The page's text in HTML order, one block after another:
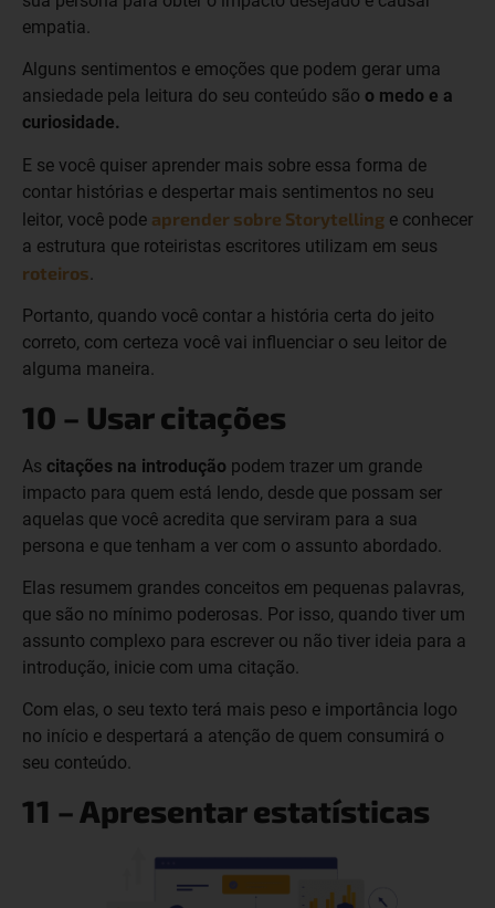
empatia.
Alguns sentimentos e emoções que podem gerar uma
ansiedade pela leitura do seu conteúdo são o medo e a
curiosidade.
E se você quiser aprender mais sobre essa forma de
contar histórias e despertar mais sentimentos no seu
leitor, você pode aprender sobre Storytelling e conhecer
a estrutura que roteiristas escritores utilizam em seus
roteiros
Portanto, quando você contar a história certa do jeito
correto, com certeza você vai influenciar o seu leitor de
alguma maneira.
10 – Usar citações
As citações na introdução podem trazer um grande
impacto para quem está lendo, desde que possam ser
aquelas que você acredita que serviram para a sua
persona e que tenham a ver com o assunto abordado.
Elas resumem grandes conceitos em pequenas palavras,
que são no mínimo poderosas. Por isso, quando tiver um
assunto complexo para escrever ou não tiver ideia para a
introdução, inicie com uma citação.
Com elas, o seu texto terá mais peso e importância logo
no início e despertará a atenção de quem consumirá o
seu conteúdo.
11 – Apresentar estatísticas